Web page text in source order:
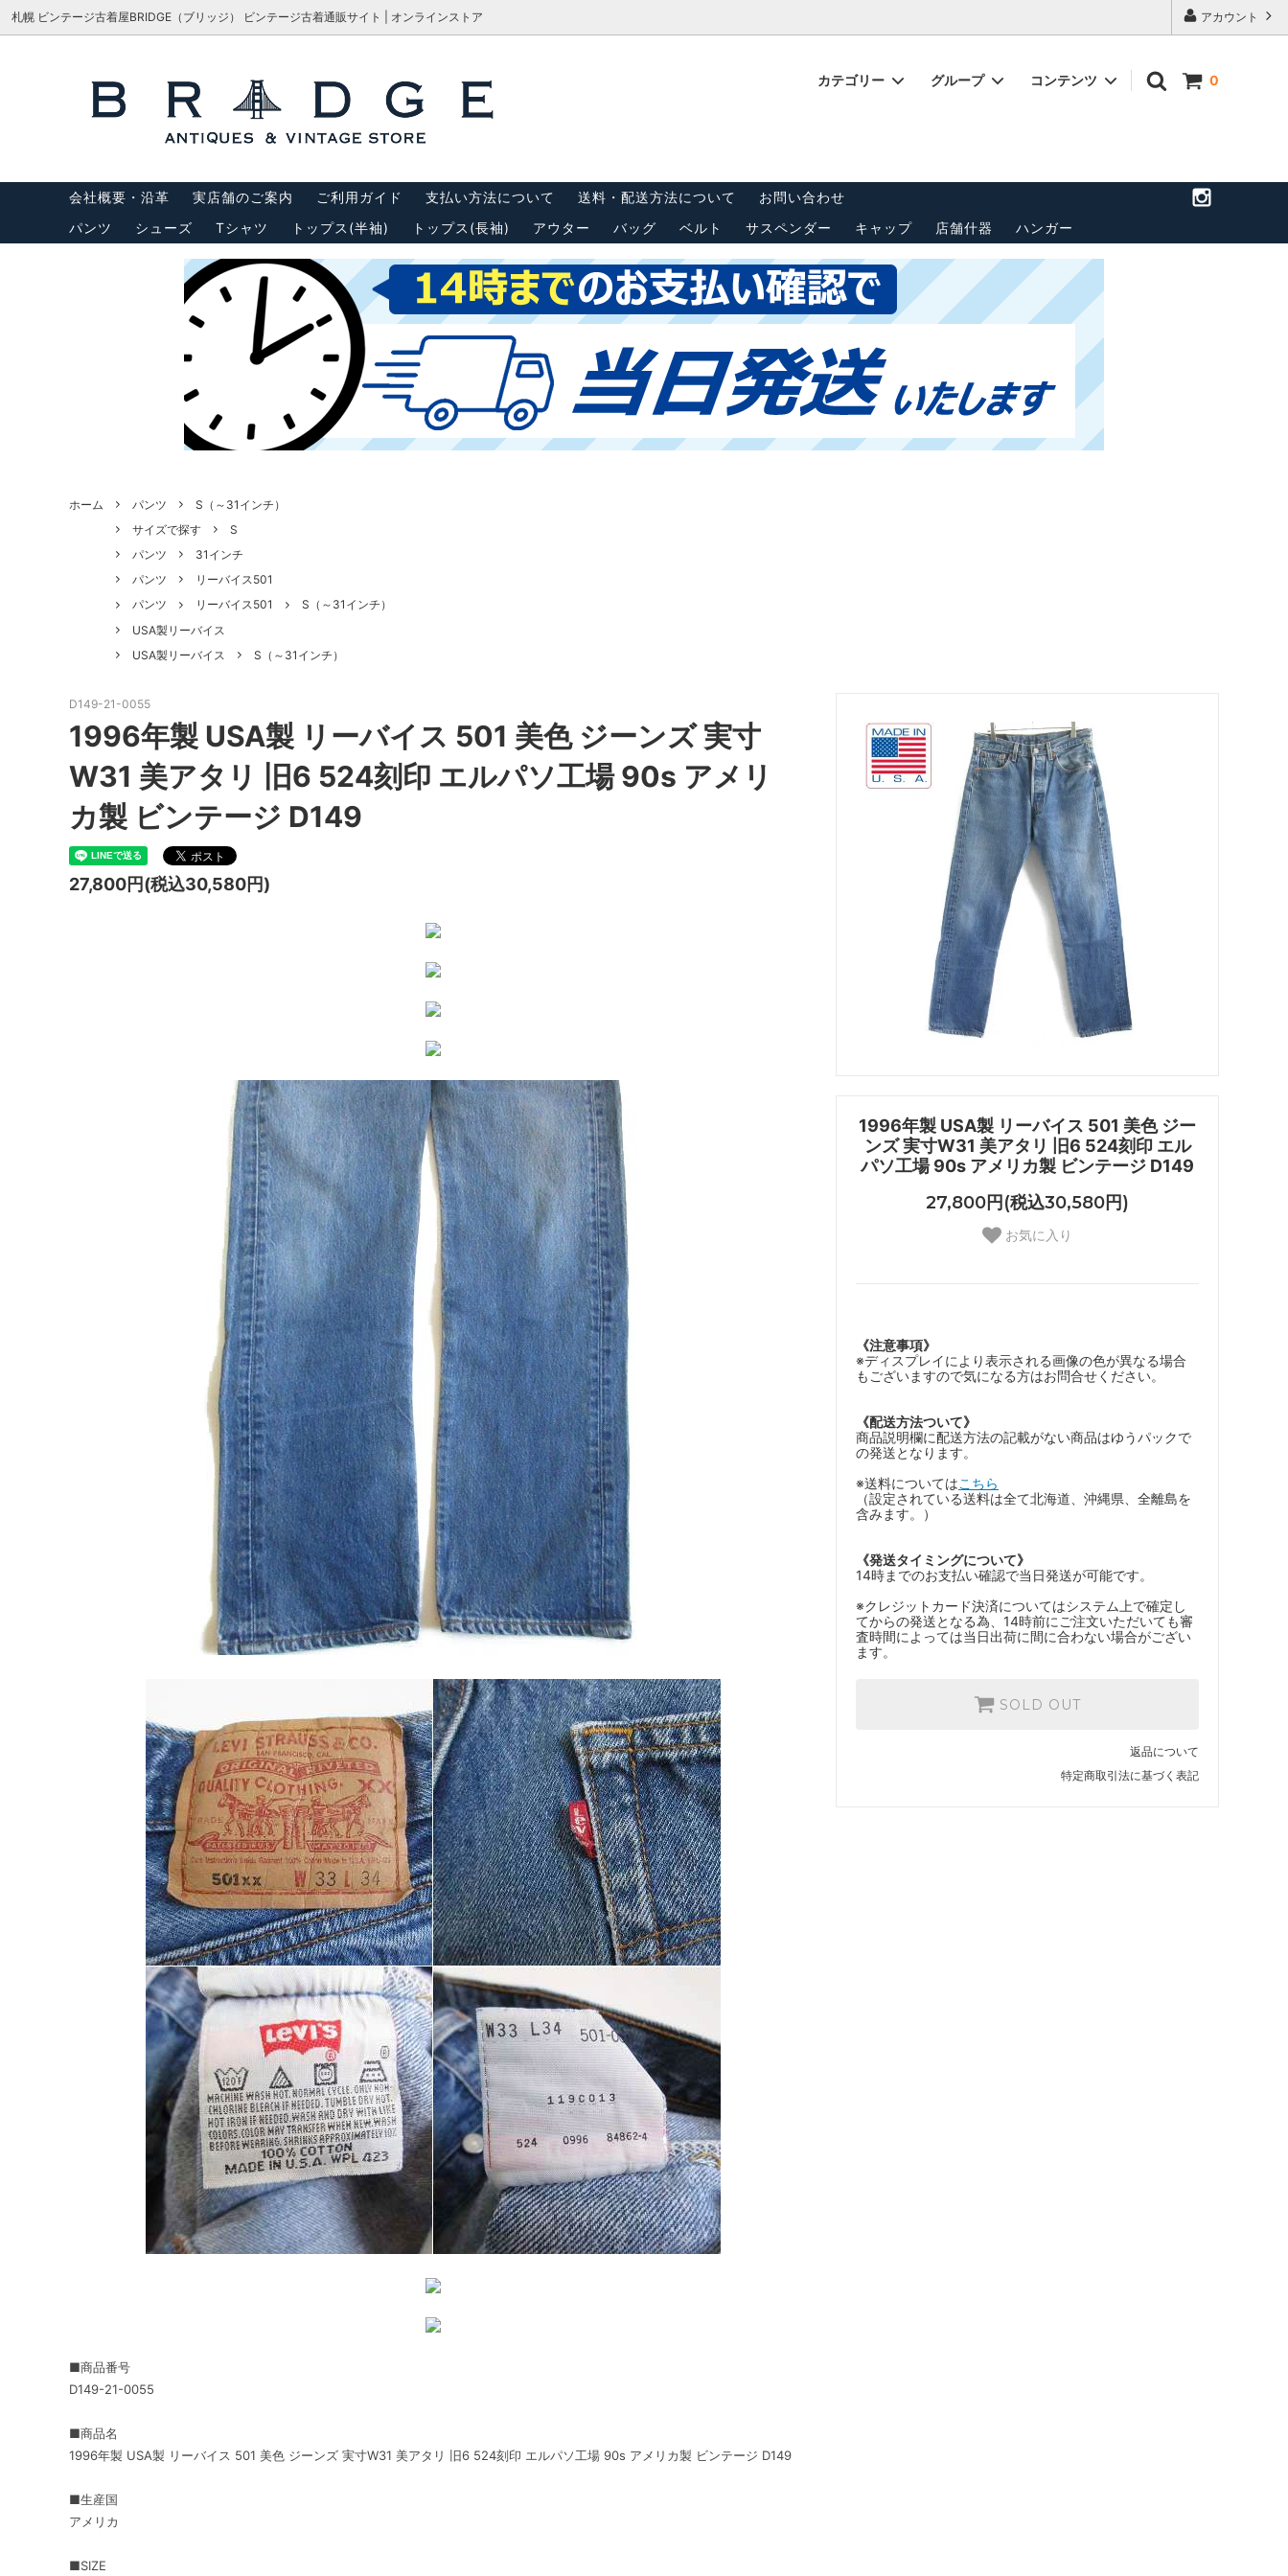
アカウント
札幌 ビンテージ古着屋BRIDGE（ブリッジ） ビンテージ古着通販サイト | オンラインストア
0
カテゴリー
パンツ
アウター トップス(半袖) キャップ ベルト
バッグ サスペンダー シーツ・はぎれ その他
グループ
サイズで探す M-65
USA製リーバイス USA製 リーバイス550 スウェット・パーカー ペナント
コンテンツ
会社概要・沿革 サイズ計測方法
会社概要・沿革 実店舗のご案内 ご利用ガイド 支払い方法について 送料・配送方法について
お問い合わせ
パンツ
シューズ Tシャツ トップス(半袖) トップス(長袖) アウター バッグ ベルト サスペンダー キャップ 店舗什器 ハンガー
ホーム パンツ
S（～31インチ）
サイズで探す
S
パンツ
31インチ
パンツ
リーバイス501
パンツ
リーバイス501
S（～31インチ）
USA製リーバイス
USA製リーバイス
S（～31インチ）
1996年製 USA製 リーバイス 501 美色 ジー
ンズ 実寸W31 美アタリ 旧6 524刻印 エル
パソ工場 90s アメリカ製 ビンテージ D149
27,800円(税込30,580円)
お気に入り
《注意事項》
※ディスプレイにより表示される画像の色が異なる場合
もございますので気になる方はお問合せください。
《配送方法ついて》
商品説明欄に配送方法の記載がない商品はゆうパックで
の発送となります。
※送料についてはこちら
（設定されている送料は全て北海道、沖縄県、全離島を
含みます。）
《発送タイミングについて》
14時までのお支払い確認で当日発送が可能です。
※クレジットカード決済についてはシステム上で確定し
てからの発送となる為、14時前にご注文いただいても審
査時間によっては当日出荷に間に合わない場合がござい
ます。
SOLD OUT
返品について
特定商取引法に基づく表記
D149-21-0055
1996年製 USA製 リーバイス 501 美色 ジーンズ 実寸
W31 美アタリ 旧6 524刻印 エルパソ工場 90s アメリ
カ製 ビンテージ D149
27,800円(税込30,580円)
■商品番号
D149-21-0055
■商品名
1996年製 USA製 リーバイス 501 美色 ジーンズ 実寸W31 美アタリ 旧6 524刻印 エルパソ工場 90s アメリカ製 ビンテージ D149
■生産国
アメリカ
■SIZE